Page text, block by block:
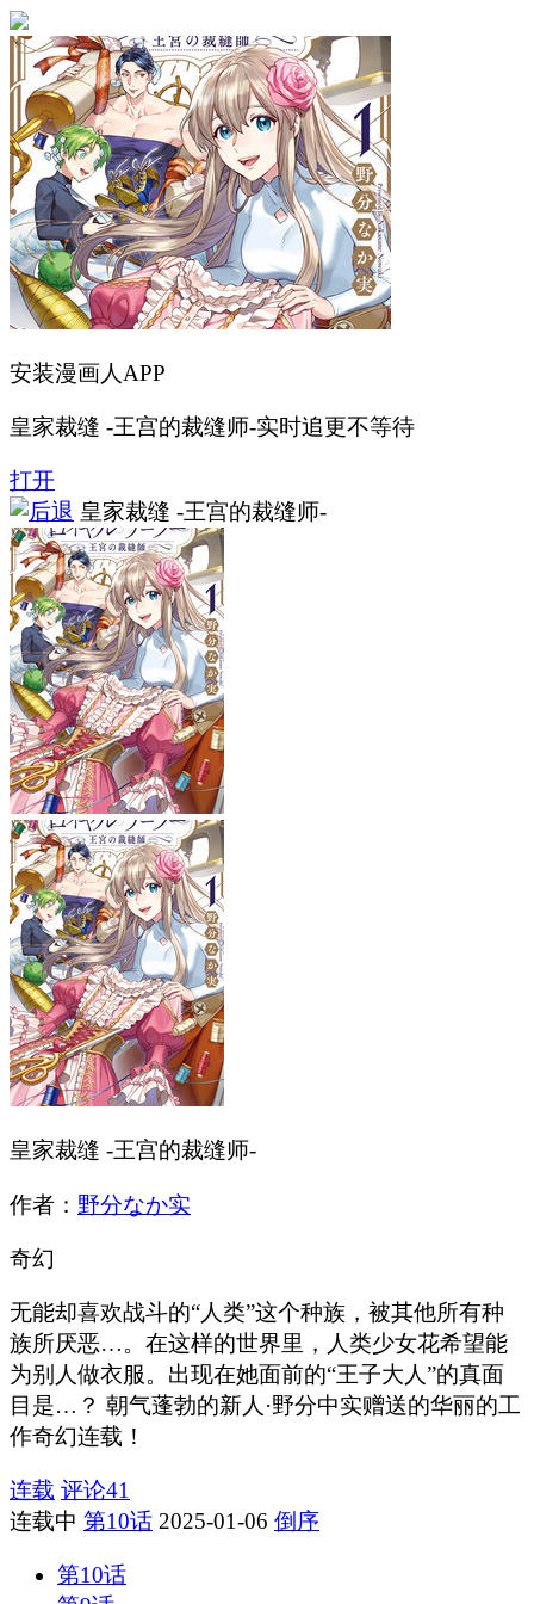
安装漫画人APP
皇家裁缝 -王宫的裁缝师-实时追更不等待
打开
皇家裁缝 -王宫的裁缝师-
皇家裁缝 -王宫的裁缝师-
作者： 野分なか实
奇幻
无能却喜欢战斗的“人类”这个种族，被其他所有种
族所厌恶…。在这样的世界里，人类少女花希望能
为别人做衣服。出现在她面前的“王子大人”的真面
目是…？ 朝气蓬勃的新人·野分中实赠送的华丽的工
作奇幻连载！
连载 评论41
连载中 第10话 2025-01-06 倒序
第10话